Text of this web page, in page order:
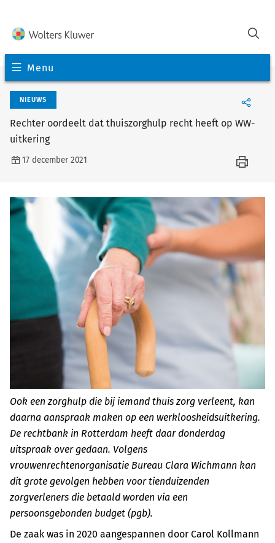
Menu
NIEUWS
Rechter oordeelt dat thuiszorghulp recht heeft op WW-
uitkering
17 december 2021
Ook een zorghulp die bij iemand thuis zorg verleent, kan
daarna aanspraak maken op een werkloosheidsuitkering.
De rechtbank in Rotterdam heeft daar donderdag
uitspraak over gedaan. Volgens
vrouwenrechtenorganisatie Bureau Clara Wichmann kan
dit grote gevolgen hebben voor tienduizenden
zorgverleners die betaald worden via een
persoonsgebonden budget (pgb).
De zaak was in 2020 aangespannen door Carol Kollmann